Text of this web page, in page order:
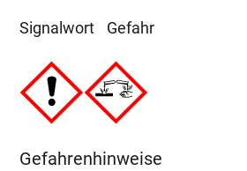
Signalwort Gefahr
Gefahrenhinweise